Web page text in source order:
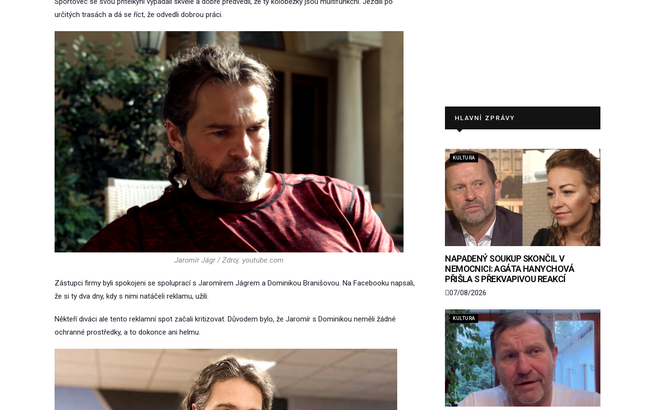
určitých trasách a dá se říct, že odvedli dobrou práci.
Jaromír Jágr / Zdroj: youtube.com
Zástupci firmy byli spokojeni se spoluprací s Jaromírem Jágrem a Dominikou Branišovou. Na Facebooku napsali,
že si ty dva dny, kdy s nimi natáčeli reklamu, užili.
Někteří diváci ale tento reklamní spot začali kritizovat. Důvodem bylo, že Jaromír s Dominikou neměli žádné
ochranné prostředky, a to dokonce ani helmu.
HLAVNÍ ZPRÁVY
KULTURA
NAPADENÝ SOUKUP SKONČIL V
NEMOCNICI: AGÁTA HANYCHOVÁ
PŘIŠLA S PŘEKVAPIVOU REAKCÍ
07/08/2026
KULTURA